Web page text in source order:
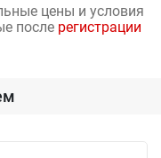
цены и условия
после регистрации